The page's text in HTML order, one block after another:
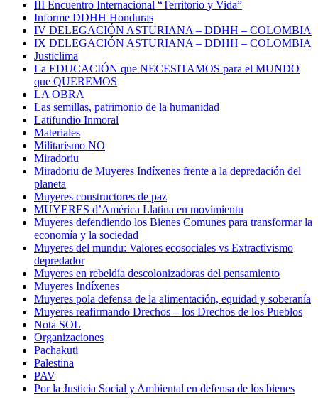
III Encuentro Internacional “Territorio y Vida”
Informe DDHH Honduras
IV DELEGACIÓN ASTURIANA – DDHH – COLOMBIA
IX DELEGACIÓN ASTURIANA – DDHH – COLOMBIA
Justiclima
La EDUCACIÓN que NECESITAMOS para el MUNDO
que QUEREMOS
LA OBRA
Las semillas, patrimonio de la humanidad
Latifundio Inmoral
Materiales
Militarismo NO
Miradoriu
Miradoriu de Muyeres Indíxenes frente a la depredación del
planeta
Muyeres constructores de paz
MUYERES d’América Llatina en movimientu
Muyeres defendiendo los Bienes Comunes para transformar la
economía y la sociedad
Muyeres del mundu: Valores ecosociales vs Extractivismo
depredador
Muyeres en rebeldía descolonizadoras del pensamiento
Muyeres Indíxenes
Muyeres pola defensa de la alimentación, equidad y soberanía
Muyeres reafirmando Drechos – los Drechos de los Pueblos
Nota SOL
Organizaciones
Pachakuti
Palestina
PAV
Por la Justicia Social y Ambiental en defensa de los bienes